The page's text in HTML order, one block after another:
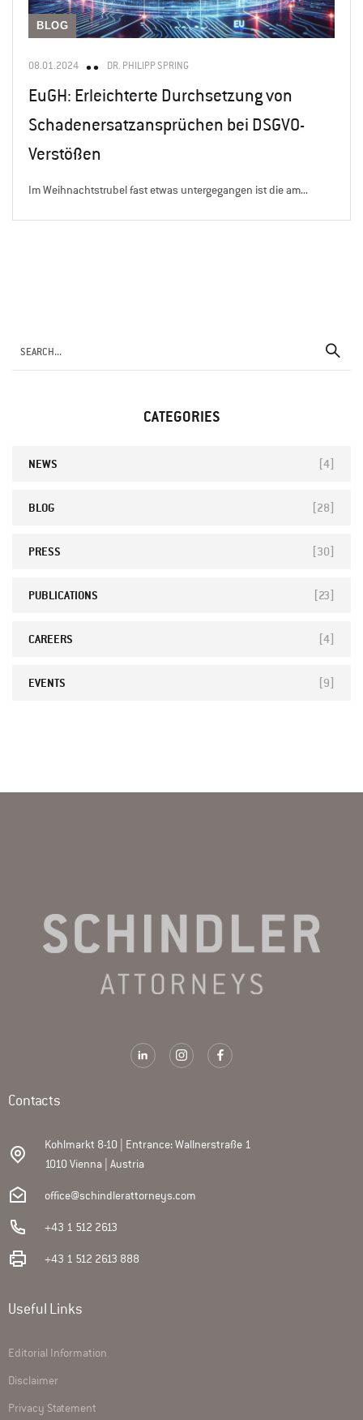
BLOG
08.01.2024 DR. PHILIPP SPRING
EuGH: Erleichterte Durchsetzung von
Schadenersatzansprüchen bei DSGVO-
Verstößen
Im Weihnachtstrubel fast etwas untergegangen ist die am...
CATEGORIES
NEWS [4]
BLOG [28]
PRESS [30]
PUBLICATIONS [23]
CAREERS [4]
EVENTS [9]
Contacts
Kohlmarkt 8-10 | Entrance: Wallnerstraße 1
1010 Vienna | Austria
office@schindlerattorneys.com
+43 1 512 2613
+43 1 512 2613 888
Useful Links
Editorial Information
Disclaimer
Privacy Statement